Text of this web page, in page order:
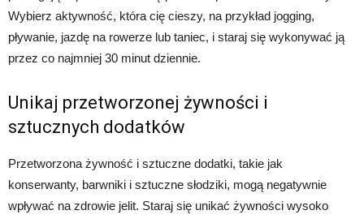
Wybierz aktywność, która cię cieszy, na przykład jogging,
pływanie, jazdę na rowerze lub taniec, i staraj się wykonywać ją
przez co najmniej 30 minut dziennie.
Unikaj przetworzonej żywności i
sztucznych dodatków
Przetworzona żywność i sztuczne dodatki, takie jak
konserwanty, barwniki i sztuczne słodziki, mogą negatywnie
wpływać na zdrowie jelit. Staraj się unikać żywności wysoko